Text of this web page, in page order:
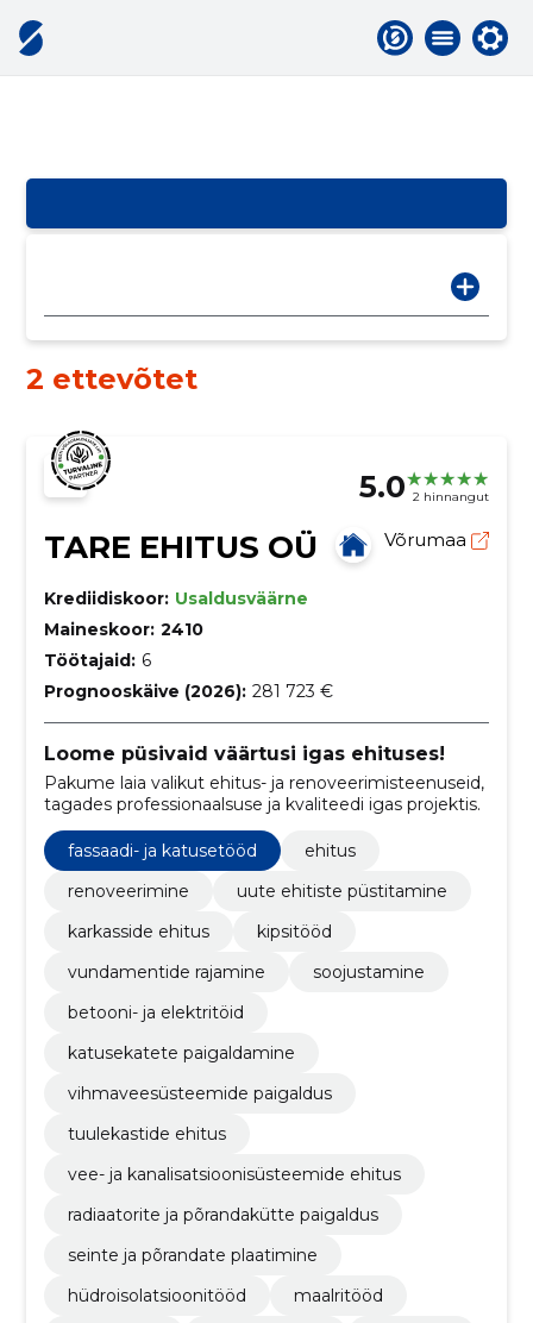
2 ettevõtet
5.0 2 hinnangut
TARE EHITUS OÜ Võrumaa
Krediidiskoor: Usaldusväärne
Maineskoor: 2410
Töötajaid: 6
Prognooskäive (2026): 281 723 €
Loome püsivaid väärtusi igas ehituses!
Pakume laia valikut ehitus- ja renoveerimisteenuseid,
tagades professionaalsuse ja kvaliteedi igas projektis.
fassaadi- ja katusetööd
ehitus
renoveerimine
uute ehitiste püstitamine
karkasside ehitus
kipsitööd
vundamentide rajamine
soojustamine
betooni- ja elektritöid
katusekatete paigaldamine
vihmaveesüsteemide paigaldus
tuulekastide ehitus
vee- ja kanalisatsioonisüsteemide ehitus
radiaatorite ja põrandakütte paigaldus
seinte ja põrandate plaatimine
hüdroisolatsioonitööd
maalritööd